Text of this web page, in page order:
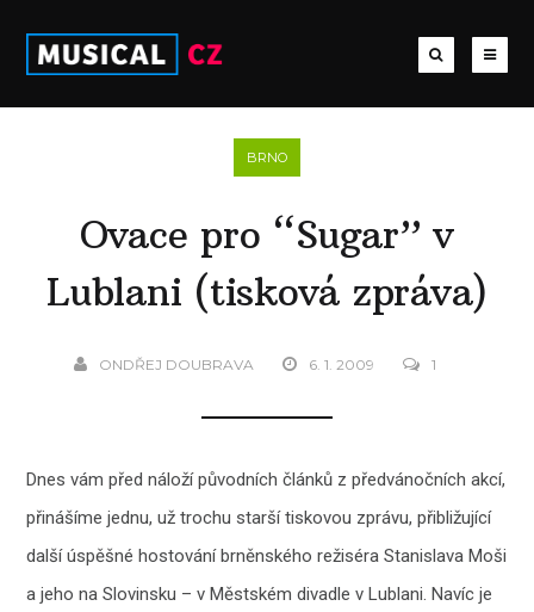
BRNO
Ovace pro “Sugar” v
Lublani (tisková zpráva)
ONDŘEJ DOUBRAVA 6. 1. 2009 1
Dnes vám před náloží původních článků z předvánočních akcí,
přinášíme jednu, už trochu starší tiskovou zprávu, přibližující
další úspěšné hostování brněnského režiséra Stanislava Moši
a jeho na Slovinsku – v Městském divadle v Lublani. Navíc je